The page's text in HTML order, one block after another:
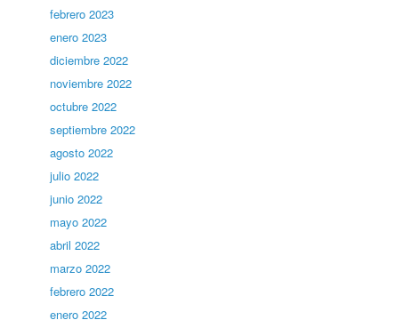
febrero 2023
enero 2023
diciembre 2022
noviembre 2022
octubre 2022
septiembre 2022
agosto 2022
julio 2022
junio 2022
mayo 2022
abril 2022
marzo 2022
febrero 2022
enero 2022